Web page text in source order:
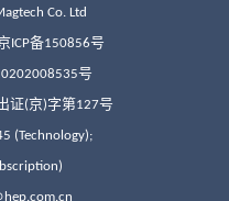
Co. Ltd
ICP备150856号
号
证(京)字第127号
(Technology);